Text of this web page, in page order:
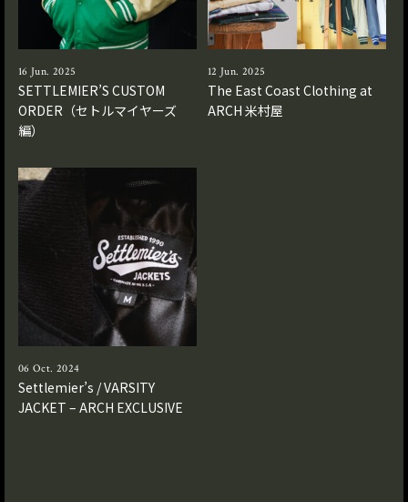
16 Jun. 2025
SETTLEMIER’S CUSTOM
ORDER（セトルマイヤーズ
編）
12 Jun. 2025
The East Coast Clothing at
ARCH 米村屋
06 Oct. 2024
Settlemier’s / VARSITY
JACKET – ARCH EXCLUSIVE